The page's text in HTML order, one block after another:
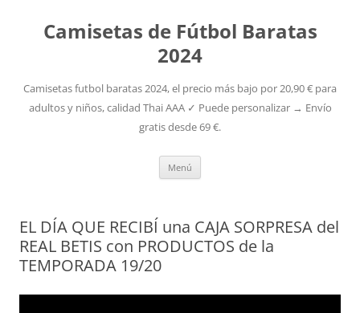
Camisetas de Fútbol Baratas
2024
Camisetas futbol baratas 2024, el precio más bajo por 20,90 € para
adultos y niños, calidad Thai AAA ✓ Puede personalizar → Envío
gratis desde 69 €.
Menú
EL DÍA QUE RECIBÍ una CAJA SORPRESA del
REAL BETIS con PRODUCTOS de la
TEMPORADA 19/20